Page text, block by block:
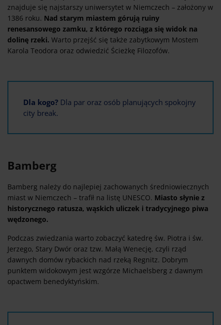
znajduje się najstarszy uniwersytet w Niemczech – założony w
1386 roku. Nad starym miastem górują ruiny
renesansowego zamku, z którego rozciąga się widok na
dolinę rzeki. Warto przejść się także zabytkowym Mostem
Karola Teodora oraz odwiedzić Ścieżkę Filozofów.
Dla kogo? Dla par oraz osób planujących spokojny
city break.
Bamberg
Bamberg należy do najlepiej zachowanych średniowiecznych
miast w Niemczech – trafił na listę UNESCO. Miasto słynie z
historycznego ratusza, wąskich uliczek i tradycyjnego piwa
wędzonego.
Podczas zwiedzania warto zobaczyć katedrę św. Piotra i św.
Jerzego, Stary Dwór oraz tzw. Małą Wenecję, czyli rząd
dawnych domów rybackich nad rzeką Regnitz. Dobrym
punktem widokowym jest wzgórze Michaelsberg z dawnym
opactwem benedyktyńskim.